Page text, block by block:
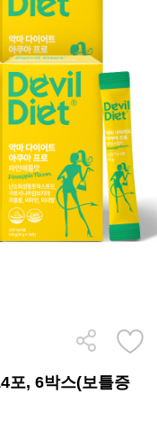
포, 6박스(보틀증